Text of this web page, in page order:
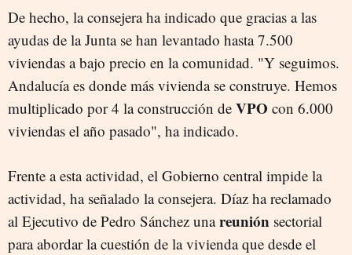
De hecho, la consejera ha indicado que gracias a las
ayudas de la Junta se han levantado hasta 7.500
viviendas a bajo precio en la comunidad. "Y seguimos.
Andalucía es donde más vivienda se construye. Hemos
multiplicado por 4 la construcción de VPO con 6.000
viviendas el año pasado", ha indicado.
Frente a esta actividad, el Gobierno central impide la
actividad, ha señalado la consejera. Díaz ha reclamado
al Ejecutivo de Pedro Sánchez unareunión sectorial
para abordar la cuestión de la vivienda que desde el